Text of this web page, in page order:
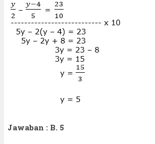
Jawaban : B. 5